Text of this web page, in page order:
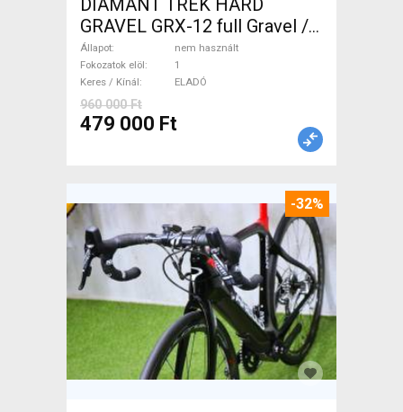
DIAMANT TREK HARD
GRAVEL GRX-12 full Gravel /
CX tárcsafék nem használt
ELADÓ
Állapot
nem használt
Fokozatok elöl
1
Keres / Kínál
ELADÓ
960 000 Ft
479 000 Ft
-32%